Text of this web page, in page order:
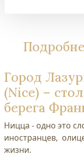
Город
(Nice) –
берега
Ницца - одно это
иностранцев,
жизни.